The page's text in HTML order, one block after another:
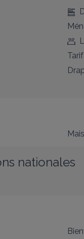
nationales